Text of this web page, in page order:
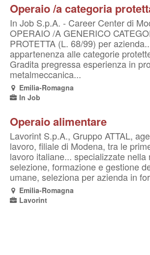
Operaio /a categoria
In Job S.p.A. - Career Center di
OPERAIO /A GENERICO
PROTETTA (L. 68/99) per
appartenenza alle categorie
Gradita pregressa esperienza in
metalmeccanica...
Emilia-Romagna
In Job
Operaio alimentare
Lavorint S.p.A., Gruppo ATTAL,
lavoro, filiale di Modena, tra le
lavoro italiane... specializzate nella
selezione, formazione e gestione
umane, seleziona per azienda in
Emilia-Romagna
Lavorint